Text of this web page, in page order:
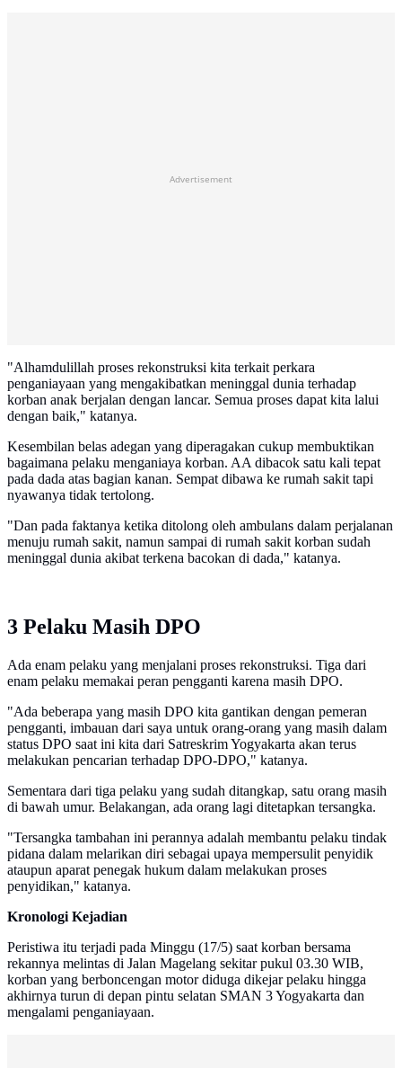
Advertisement
"Alhamdulillah proses rekonstruksi kita terkait perkara
penganiayaan yang mengakibatkan meninggal dunia terhadap
korban anak berjalan dengan lancar. Semua proses dapat kita lalui
dengan baik," katanya.
Kesembilan belas adegan yang diperagakan cukup membuktikan
bagaimana pelaku menganiaya korban. AA dibacok satu kali tepat
pada dada atas bagian kanan. Sempat dibawa ke rumah sakit tapi
nyawanya tidak tertolong.
"Dan pada faktanya ketika ditolong oleh ambulans dalam perjalanan
menuju rumah sakit, namun sampai di rumah sakit korban sudah
meninggal dunia akibat terkena bacokan di dada," katanya.
3 Pelaku Masih DPO
Ada enam pelaku yang menjalani proses rekonstruksi. Tiga dari
enam pelaku memakai peran pengganti karena masih DPO.
"Ada beberapa yang masih DPO kita gantikan dengan pemeran
pengganti, imbauan dari saya untuk orang-orang yang masih dalam
status DPO saat ini kita dari Satreskrim Yogyakarta akan terus
melakukan pencarian terhadap DPO-DPO," katanya.
Sementara dari tiga pelaku yang sudah ditangkap, satu orang masih
di bawah umur. Belakangan, ada orang lagi ditetapkan tersangka.
"Tersangka tambahan ini perannya adalah membantu pelaku tindak
pidana dalam melarikan diri sebagai upaya mempersulit penyidik
ataupun aparat penegak hukum dalam melakukan proses
penyidikan," katanya.
Kronologi Kejadian
Peristiwa itu terjadi pada Minggu (17/5) saat korban bersama
rekannya melintas di Jalan Magelang sekitar pukul 03.30 WIB,
korban yang berboncengan motor diduga dikejar pelaku hingga
akhirnya turun di depan pintu selatan SMAN 3 Yogyakarta dan
mengalami penganiayaan.